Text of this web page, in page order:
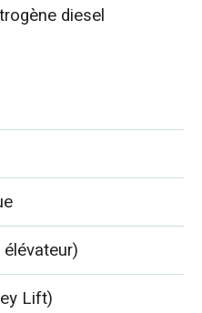
diesel
Lift)